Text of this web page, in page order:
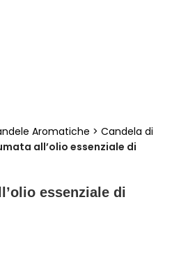
Aromatiche > Candela di
all’olio essenziale di
essenziale di